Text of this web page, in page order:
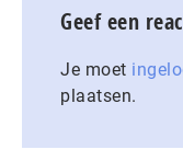
Geef een
Je moet
plaatsen.